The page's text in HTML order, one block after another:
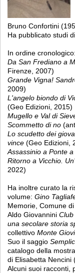
Bruno Confortini
Ha pubblicato studi
In ordine cronologico:
Da San Frediano a
Firenze, 2007)
Grande Vigna!
2009)
L'angelo biondo di
(Geo Edizioni, 2015)
Mugello e Val di
Scommetto di no
Lo scudetto dei
vince (Geo Edizioni,
Assassinio a Ponte
Ritorno a Vicchio.
2022)
Ha inoltre curato la
volume:Gino
Memorie, Comune
Aldo Giovannini
una secolare storia
collettivoMonte
Suo il saggio
catalogo della
di Elisabetta Nencini
Alcuni suoi racconti,